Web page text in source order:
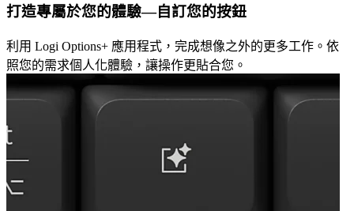
打造專屬於您的體驗—自訂您的按鈕
利用 Logi Options+ 應用程式，完成想像之外的更多工作。依
照您的需求個人化體驗，讓操作更貼合您。